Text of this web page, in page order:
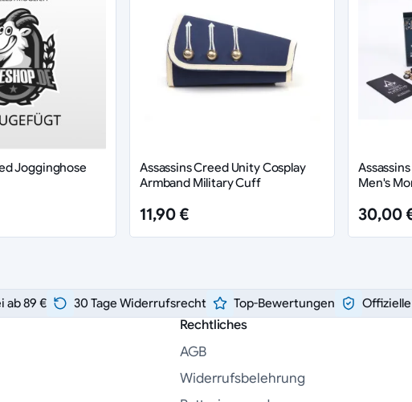
Jog­ging­ho­se
Assassins Creed Unity Cosplay
Armband Military Cuff
11,90 €
Men's
30,00
ab 89 € 30 Tage Widerrufsrecht Top-Bewertungen
Rechtliches
AGB
Widerrufsbelehrung